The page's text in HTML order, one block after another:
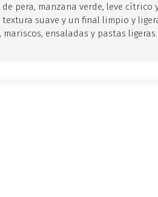
pera, manzana verde, leve cítrico
textura suave y un final limpio y
mariscos, ensaladas y pastas ligeras.